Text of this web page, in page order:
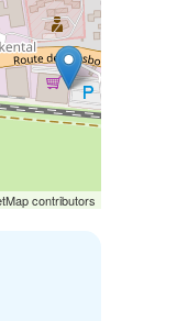
contributors